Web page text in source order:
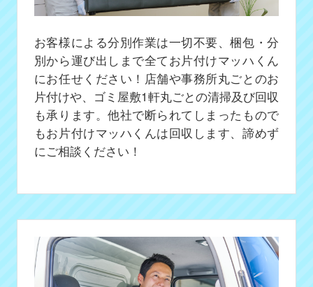
お客様による分別作業は一切不要、梱包・分
別から運び出しまで全てお片付けマッハくん
にお任せください！店舗や事務所丸ごとのお
片付けや、ゴミ屋敷1軒丸ごとの清掃及び回収
も承ります。他社で断られてしまったもので
もお片付けマッハくんは回収します、諦めず
にご相談ください！